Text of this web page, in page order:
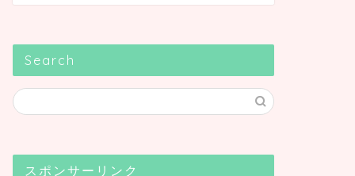
Search
スポンサーリンク